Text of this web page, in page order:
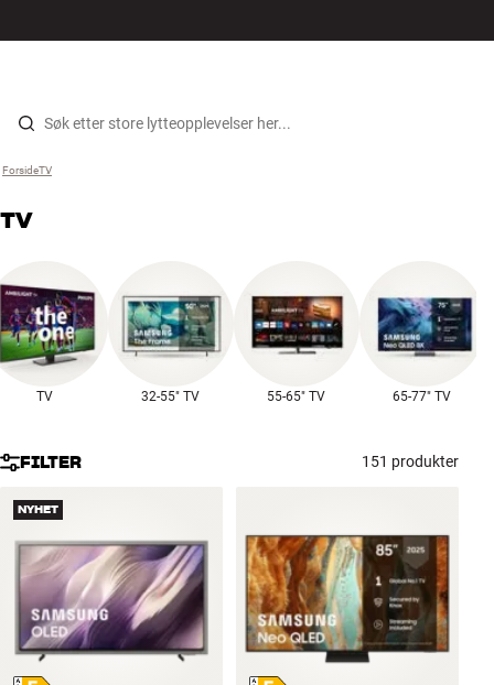
Hopp til innhold
Høyttalere
Surround
TV
Kabler
INSPIRASJON
MERKER
Forside ›
TV
TV
TV 32-55" TV 55-65" TV 65-77" TV
FILTER 151 produkter
NYHET